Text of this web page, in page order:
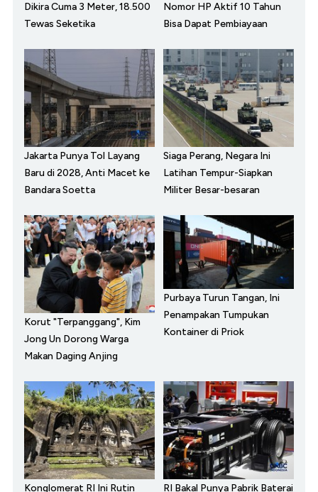
Dikira Cuma 3 Meter, 18.500
Tewas Seketika
Nomor HP Aktif 10 Tahun
Bisa Dapat Pembiayaan
Jakarta Punya Tol Layang
Baru di 2028, Anti Macet ke
Bandara Soetta
Siaga Perang, Negara Ini
Latihan Tempur-Siapkan
Militer Besar-besaran
Korut "Terpanggang", Kim
Jong Un Dorong Warga
Makan Daging Anjing
Purbaya Turun Tangan, Ini
Penampakan Tumpukan
Kontainer di Priok
Konglomerat RI Ini Rutin
RI Bakal Punya Pabrik Baterai